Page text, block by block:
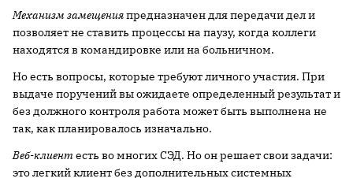
Механизм замещенияпредназначен для передачи дел и
позволяет не ставить процессы на паузу, когда коллеги
находятся в командировке или на больничном.
Но есть вопросы, которые требуют личного участия. При
выдаче поручений вы ожидаете определенный результат и
без должного контроля работа может быть выполнена не
так, как планировалось изначально.
Веб-клиентесть во многих СЭД. Но он решает свои задачи:
это легкий клиент без дополнительных системных